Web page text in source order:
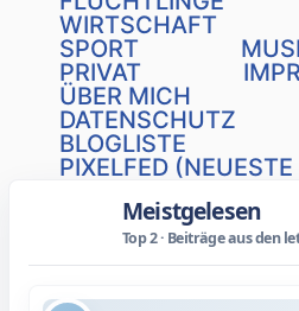
WIRTSCHAFT
SPORT
PRIVAT
ÜBER MICH
DATENSCHUTZ
BLOGLISTE
PIXELFED (NEUESTE
Meistgelesen
Top 2 · Beiträge aus den